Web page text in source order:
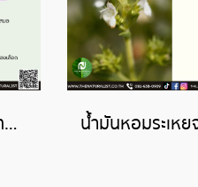
น้ำมันหอมระเหยจากฮอเทนซิส-HORTENSIS ESSENTIAL OIL